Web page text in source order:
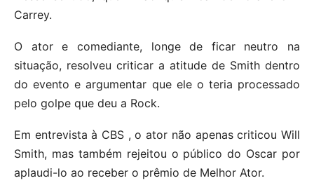
Carrey.
O ator e comediante, longe de ficar neutro na
situação, resolveu criticar a atitude de Smith dentro
do evento e argumentar que ele o teria processado
pelo golpe que deu a Rock.
Em entrevista à CBS , o ator não apenas criticou Will
Smith, mas também rejeitou o público do Oscar por
aplaudi-lo ao receber o prêmio de Melhor Ator.